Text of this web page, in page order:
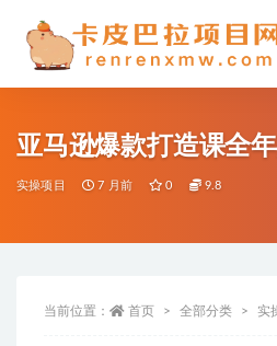
亚马逊爆款打造课全
实操项目 7 月前 0 9.8
当前位置： 首页 全部分类 实